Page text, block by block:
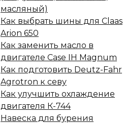
масляный)
Как выбрать шины для Claas
Arion 650
Как заменить масло в
двигателе Case IH Magnum
Как подготовить Deutz-Fahr
Agrotron к севу
Как улучшить охлаждение
двигателя К-744
Навеска для бурения